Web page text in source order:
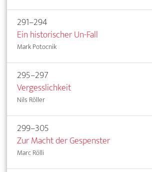
291–294
Ein historischer Un-Fall
Mark Potocnik
295–297
Vergesslichkeit
Nils Röller
299–305
Zur Macht der Gespenster
Marc Rölli